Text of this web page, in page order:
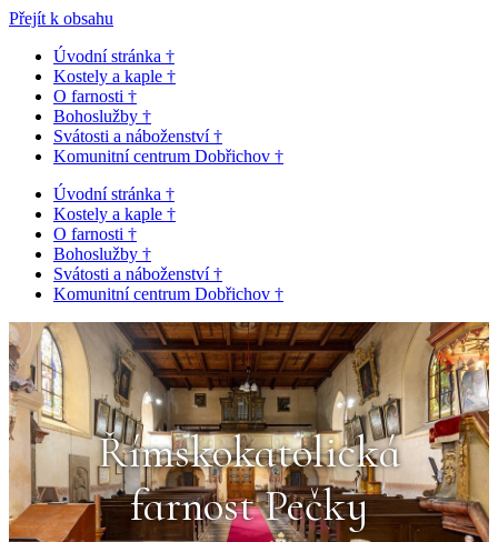
Přejít k obsahu
Úvodní stránka †
Kostely a kaple †
O farnosti †
Bohoslužby †
Svátosti a náboženství †
Komunitní centrum Dobřichov †
Úvodní stránka †
Kostely a kaple †
O farnosti †
Bohoslužby †
Svátosti a náboženství †
Komunitní centrum Dobřichov †
Římskokatolická
farnost Pečky